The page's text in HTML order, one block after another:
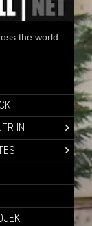
the world
IN…